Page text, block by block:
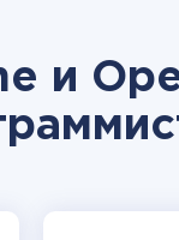
и